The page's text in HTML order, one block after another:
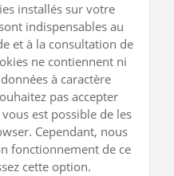
installés sur votre
indispensables au
et à la consultation de
ne contiennent ni
à caractère
pas accepter
est possible de les
Cependant, nous
fonctionnement de ce
cette option.